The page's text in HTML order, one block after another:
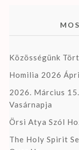
Közösségünk
Homilia 2026
2026. Március
Vasárnapja
Örsi Atya Szól
The Holy Spirit